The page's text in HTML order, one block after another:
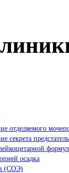
отделяемого
секрета
осадка
(СОЭ)